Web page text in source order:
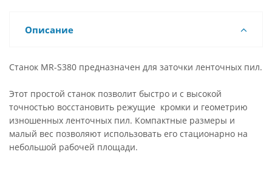
Описание
Станок MR-S380 предназначен для заточки ленточных пил.
Этот простой станок позволит быстро и с высокой
точностью восстановить режущие кромки и геометрию
изношенных ленточных пил. Компактные размеры и
малый вес позволяют использовать его стационарно на
небольшой рабочей площади.